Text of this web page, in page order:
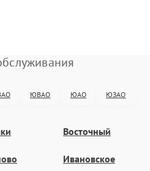
ЮВАО ЮАО ЮЗАО
Восточный
Ивановское